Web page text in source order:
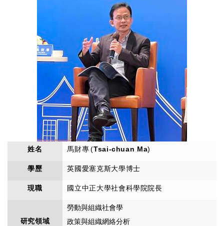
姓名 馬財專 (Tsai-chuan Ma)
學歷 英國愛塞克斯大學博士
現職 國立中正大學社會科學院院長
研究領域
勞動與組織社會學
政策與組織網絡分析